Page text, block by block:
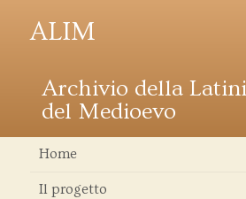
ALIM
Archivio della
del Medioevo
Home
Il progetto